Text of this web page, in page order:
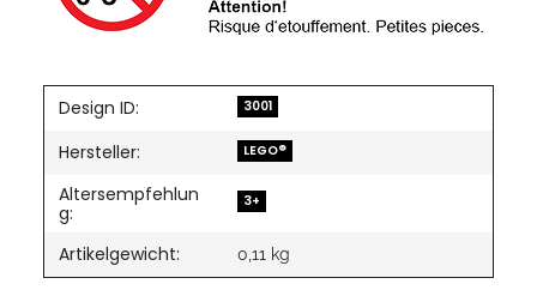
Design ID: 3001
Hersteller: LEGO®
Altersempfehlun
g:
3+
Artikelgewicht: 0,11 kg